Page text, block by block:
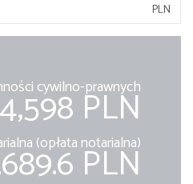
PLN
cywilno-prawnych
PLN
(opłata notarialna)
PLN